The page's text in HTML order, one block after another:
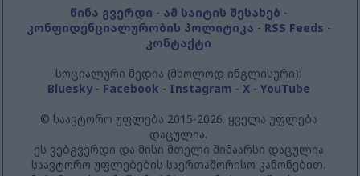
წინა გვერდი - ამ საიტის შესახებ -
კონფიდენციალურობის პოლიტიკა - RSS Feeds -
კონტაქტი
სოციალური მედია (მხოლოდ ინგლისური):
Bluesky- Facebook - Instagram - X- YouTube
© საავტორო უფლება 2015-2026. ყველა უფლება
დაცულია.
ეს ვებგვერდი და მისი მთელი შინაარსი დაცულია
საავტორო უფლებების საერთაშორისო კანონებით.